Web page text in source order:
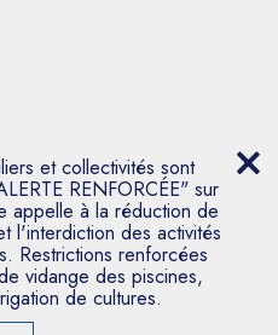
et collectivités sont
RENFORCÉE" sur
appelle à la réduction de
l'interdiction des activités
Restrictions renforcées
vidange des piscines,
de cultures.